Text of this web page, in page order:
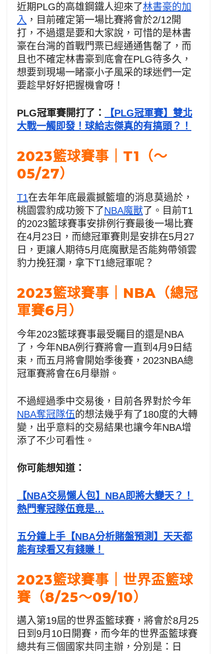
近期PLG的高雄鋼鐵人迎來了林書豪的加
入 ，目前確定第一場比賽將會於2/12開
打，不過還是要和大家說，可惜的是林書
豪在台灣的首戰門票已經通通售罄了，而
且也不確定林書豪到底會在PLG待多久，
想要到現場一睹豪小子風采的球迷們一定
要趁早好好把握機會呀！
PLG冠軍賽開打了：
【PLG冠軍賽】雙北
大戰一觸即發！球給志傑真的有搞頭？！
2023籃球賽事｜T1（～
05/27）
T1在去年年底最震撼籃壇的消息莫過於，
桃園雲豹成功簽下了NBA魔獸了。目前T1
的2023籃球賽事安排例行賽最後一場比賽
在4月23日，而總冠軍賽則是安排在5月27
日，更讓人期待5月底魔獸是否能夠帶領雲
豹力挽狂瀾，拿下T1總冠軍呢？
2023籃球賽事｜NBA（總冠
軍賽6月）
今年2023籃球賽事最受矚目的還是NBA
了，今年NBA例行賽將會一直到4月9日結
束，而五月將會開始季後賽，2023NBA總
冠軍賽將會在6月舉辦。
不過經過季中交易後，目前各界對於今年
NBA奪冠隊伍的想法幾乎有了180度的大轉
變，出乎意料的交易結果也讓今年NBA增
添了不少可看性。
你可能想知道：
【NBA交易懶人包】NBA即將大變天？！
熱門奪冠隊伍竟是…
五分鐘上手【NBA分析賭盤預測】天天都
能有球看又有錢賺！
2023籃球賽事｜世界盃籃球
賽（8/25～09/10）
邁入第19屆的世界盃籃球賽，將會於8月25
日到9月10日開賽，而今年的世界盃籃球賽
總共有三個國家共同主辦，分別是：日